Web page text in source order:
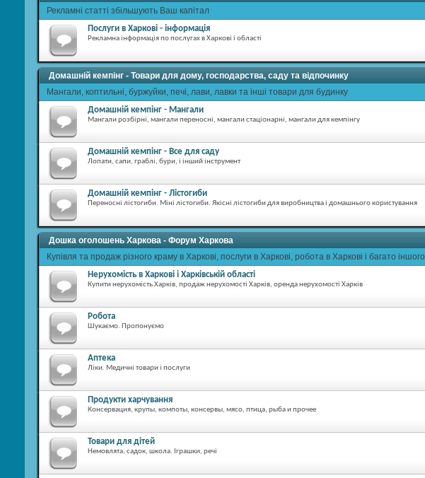
Рекламні статті збільшують Ваш капітал
Послуги в Харкові - інформація
Рекламна інформація по послугах в Харкові і області
Домашній кемпінг - Товари для дому, господарства, саду та відпочинку
Мангали, коптильні, буржуйки, печі, лави, лавки та інші товари для будинку
Домашній кемпінг - Мангали
Мангали розбірні, мангали переносні, мангали стаціонарні, мангали для кемпінгу
Домашній кемпінг - Все для саду
Лопати, сапи, граблі, бури, і інший інструмент
Домашній кемпінг - Лістогиби
Переносні лістогиби. Міні лістогиби. Якісні лістогиби для виробництва і домашнього користування
Дошка оголошень Харкова - Форум Харкова
Купівля та продаж різного краму в Харкові, послуги в Харкові, робота в Харкові і багато іншого
Нерухомість в Харкові і Харківській області
Купити нерухомість Харків, продаж нерухомості Харків, оренда нерухомості Харків
Робота
Шукаємо. Пропонуємо
Аптека
Ліки. Медичні товари і послуги
Продукти харчування
Консервация, крупы, компоты, консервы, мясо, птица, рыба и прочее
Товари для дітей
Немовлята, садок, школа. Іграшки, речі